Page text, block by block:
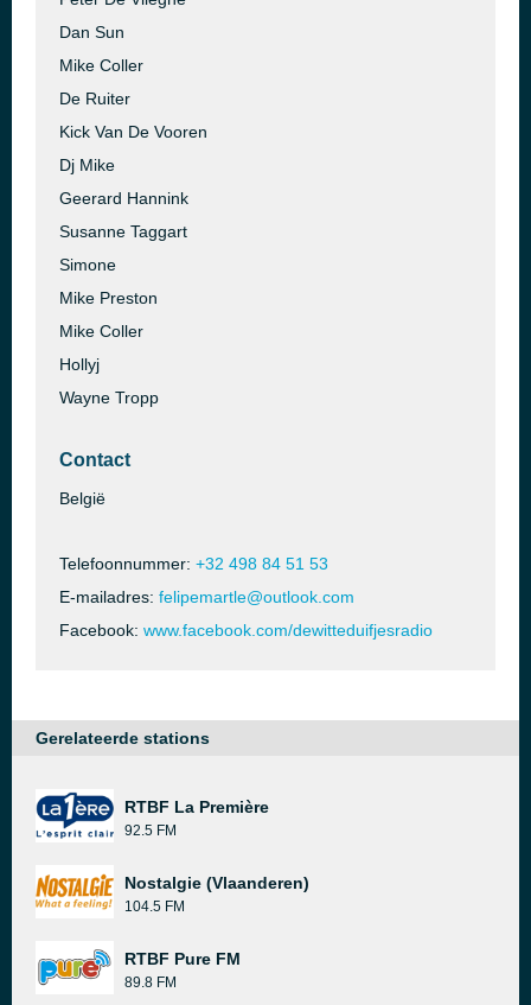
Dan Sun
Mike Coller
De Ruiter
Kick Van De Vooren
Dj Mike
Geerard Hannink
Susanne Taggart
Simone
Mike Preston
Mike Coller
Hollyj
Wayne Tropp
Contact
België
Telefoonnummer: +32 498 84 51 53
E-mailadres: felipemartle@outlook.com
Facebook: www.facebook.com/dewitteduifjesradio
Gerelateerde stations
RTBF La Première
92.5 FM
Nostalgie (Vlaanderen)
104.5 FM
RTBF Pure FM
89.8 FM